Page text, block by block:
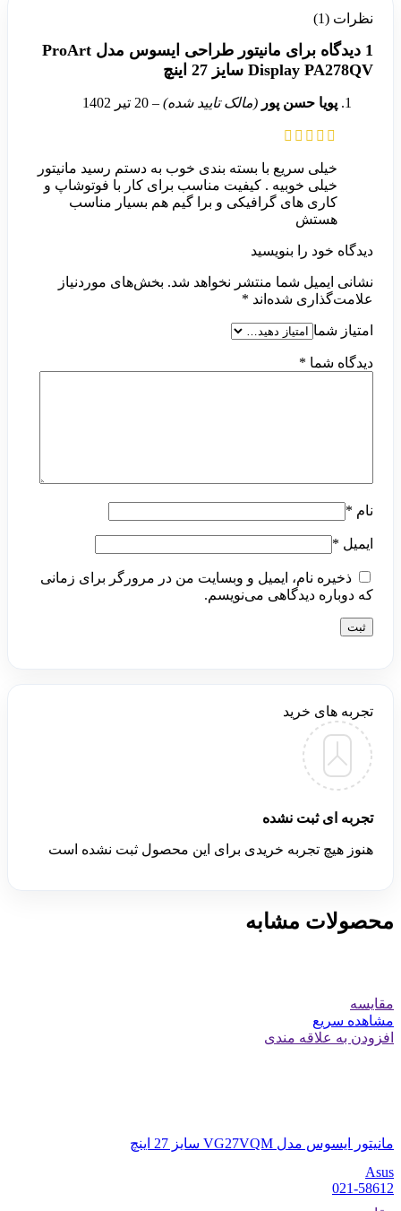
نظرات (1)
1 دیدگاه برای
مانیتور طراحی ایسوس مدل ProArt
Display PA278QV سایز 27 اینچ
پویا حسن پور (مالک تایید شده) – 20 تیر 1402
خیلی سریع با بسته بندی خوب به دستم رسید مانیتور
خیلی خوبیه . کیفیت مناسب برای کار با فوتوشاپ و
کاری های گرافیکی و برا گیم هم بسیار مناسب
هستش
دیدگاه خود را بنویسید
نشانی ایمیل شما منتشر نخواهد شد. بخش‌های موردنیاز
علامت‌گذاری شده‌اند *
امتیاز شما
دیدگاه شما *
نام *
ایمیل *
ذخیره نام، ایمیل و وبسایت من در مرورگر برای زمانی
که دوباره دیدگاهی می‌نویسم.
تجربه های خرید
تجربه ای ثبت نشده
هنوز هیچ تجربه خریدی برای این محصول ثبت نشده است
محصولات مشابه
مقایسه
مشاهده سریع
افزودن به علاقه مندی
مانیتور ایسوس مدل VG27VQM سایز 27 اینچ
Asus
021-58612